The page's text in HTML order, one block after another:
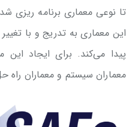
تا نوعی معماری برنامه ریزی
این معماری به تدریج و با
پیدا می‌کند. برای ایجاد این
معماران سیستم و معماران راه